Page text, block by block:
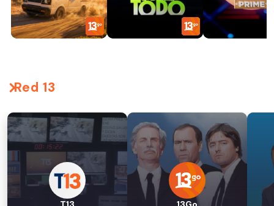
Red 13